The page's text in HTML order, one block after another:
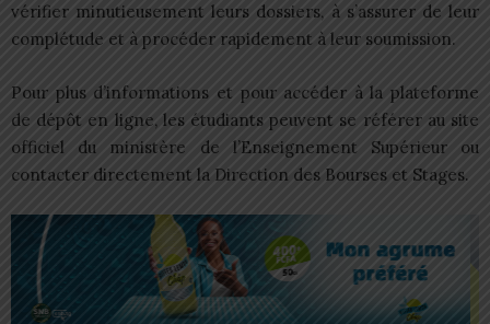
vérifier minutieusement leurs dossiers, à s’assurer de leur
complétude et à procéder rapidement à leur soumission.
Pour plus d’informations et pour accéder à la plateforme
de dépôt en ligne, les étudiants peuvent se référer au site
officiel du ministère de l’Enseignement Supérieur ou
contacter directement la Direction des Bourses et Stages.